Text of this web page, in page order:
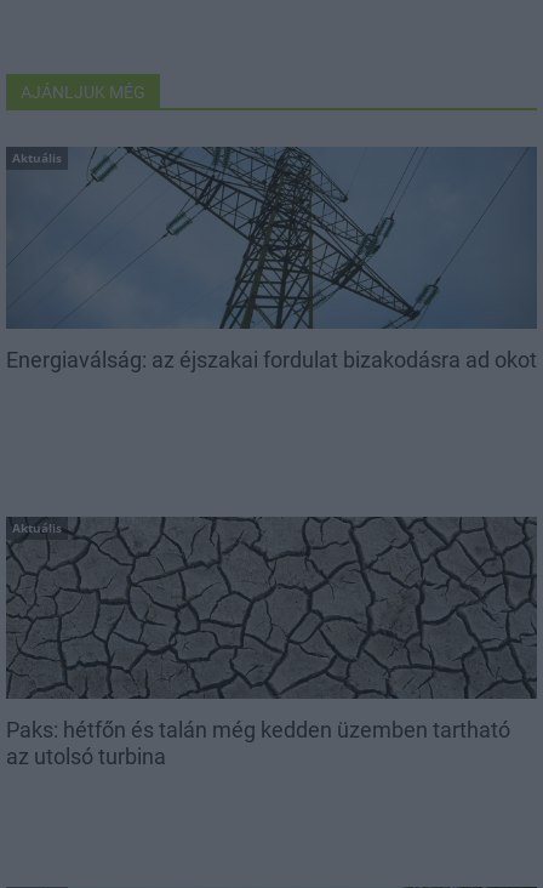
AJÁNLJUK MÉG
Aktuális
Energiaválság: az éjszakai fordulat bizakodásra ad okot
Aktuális
Paks: hétfőn és talán még kedden üzemben tartható
az utolsó turbina